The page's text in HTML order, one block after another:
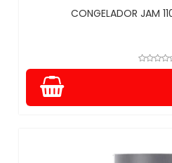
CONGELADOR JAM